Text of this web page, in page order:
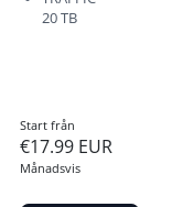
20 TB
Start från
€17.99 EUR
Månadsvis